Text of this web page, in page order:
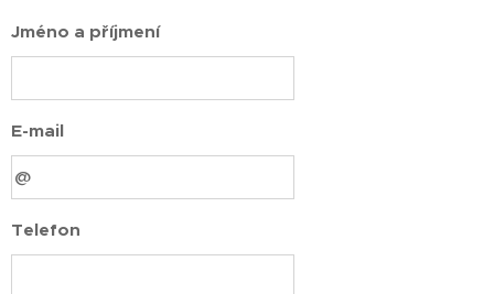
Jméno a příjmení
E-mail
Telefon